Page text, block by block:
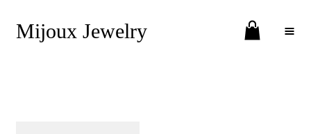
Mijoux Jewelry Toggle Menu